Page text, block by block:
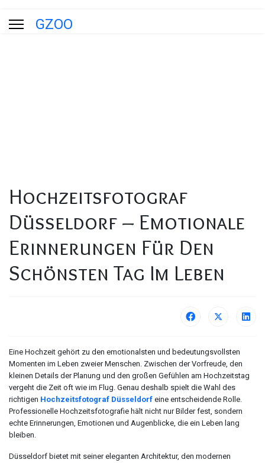
GZOO
Hochzeitsfotograf
Düsseldorf – Emotionale
Erinnerungen Für Den
Schönsten Tag Im Leben
Eine Hochzeit gehört zu den emotionalsten und bedeutungsvollsten
Momenten im Leben zweier Menschen. Zwischen der Vorfreude, den
kleinen Details der Planung und den großen Gefühlen am Hochzeitstag
vergeht die Zeit oft wie im Flug. Genau deshalb spielt die Wahl des
richtigen Hochzeitsfotograf Düsseldorf eine entscheidende Rolle.
Professionelle Hochzeitsfotografie hält nicht nur Bilder fest, sondern
echte Erinnerungen, Emotionen und Augenblicke, die ein Leben lang
bleiben.
Düsseldorf bietet mit seiner eleganten Architektur, den modernen